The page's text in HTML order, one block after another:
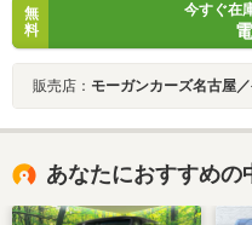
無
料
今すぐ在
販売店： モーガンカーズ名古屋／ケー
あなたにおすすめの